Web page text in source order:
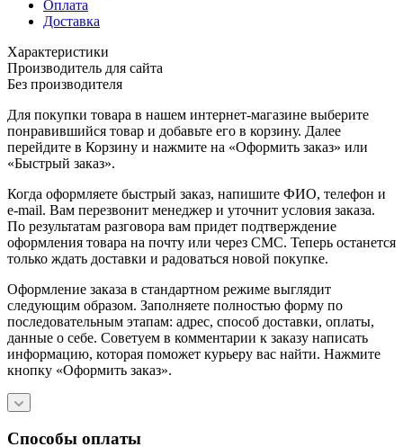
Оплата
Доставка
Характеристики
Производитель для сайта
Без производителя
Для покупки товара в нашем интернет-магазине выберите
понравившийся товар и добавьте его в корзину. Далее
перейдите в Корзину и нажмите на «Оформить заказ» или
«Быстрый заказ».
Когда оформляете быстрый заказ, напишите ФИО, телефон и
e-mail. Вам перезвонит менеджер и уточнит условия заказа.
По результатам разговора вам придет подтверждение
оформления товара на почту или через СМС. Теперь останется
только ждать доставки и радоваться новой покупке.
Оформление заказа в стандартном режиме выглядит
следующим образом. Заполняете полностью форму по
последовательным этапам: адрес, способ доставки, оплаты,
данные о себе. Советуем в комментарии к заказу написать
информацию, которая поможет курьеру вас найти. Нажмите
кнопку «Оформить заказ».
Способы оплаты